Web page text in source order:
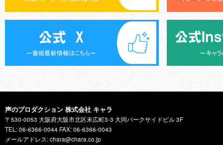
声のプロダクション 株式会社 キャラ
〒530-0053 大阪府大阪市北区末広町3-3 大同パークサイドビル 3F
TEL: 06-6366-0044 FAX: 06-6366-0043
メールアドレス: chara@chara.co.jp